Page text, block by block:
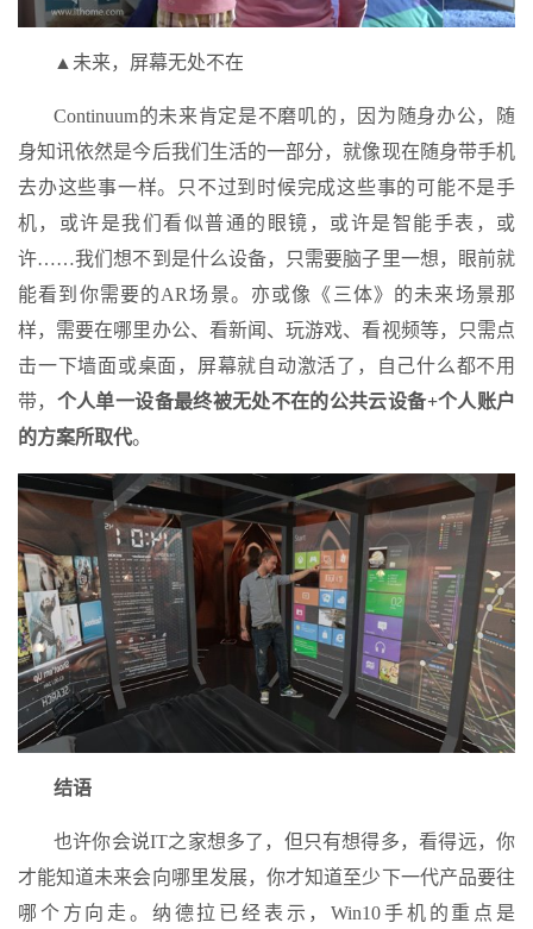
▲未来，屏幕无处不在
Continuum的未来肯定是不磨叽的，因为随身办公，随
身知讯依然是今后我们生活的一部分，就像现在随身带手机
去办这些事一样。只不过到时候完成这些事的可能不是手
机，或许是我们看似普通的眼镜，或许是智能手表，或
许……我们想不到是什么设备，只需要脑子里一想，眼前就
能看到你需要的AR场景。亦或像《三体》的未来场景那
样，需要在哪里办公、看新闻、玩游戏、看视频等，只需点
击一下墙面或桌面，屏幕就自动激活了，自己什么都不用
带， 个人单一设备最终被无处不在的公共云设备+个人账户
的方案所取代。
结语
也许你会说IT之家想多了，但只有想得多，看得远，你
才能知道未来会向哪里发展，你才知道至少下一代产品要往
哪个方向走。纳德拉已经表示，Win10手机的重点是